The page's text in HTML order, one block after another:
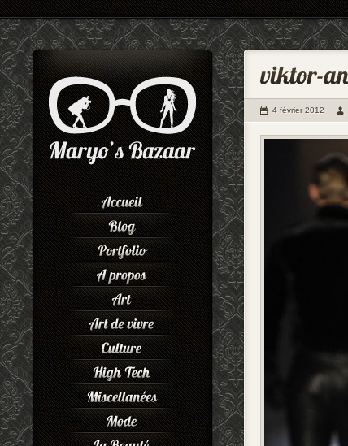
4 février 2012